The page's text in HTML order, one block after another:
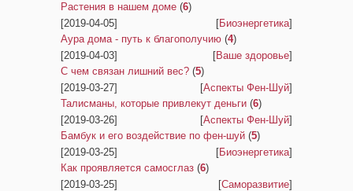
Растения в нашем доме (6)
[2019-04-05]
[Биоэнергетика]
Аура дома - путь к благополучию (4)
[2019-04-03]
[Ваше здоровье]
С чем связан лишний вес? (5)
[2019-03-27]
[Аспекты Фен-Шуй]
Талисманы, которые привлекут деньги (6)
[2019-03-26]
[Аспекты Фен-Шуй]
Бамбук и его воздействие по фен-шуй (5)
[2019-03-25]
[Биоэнергетика]
Как проявляется самосглаз (6)
[2019-03-25]
[Саморазвитие]